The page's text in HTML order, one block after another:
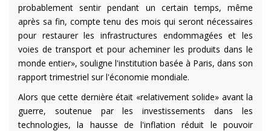
probablement sentir pendant un certain temps, même
après sa fin, compte tenu des mois qui seront nécessaires
pour restaurer les infrastructures endommagées et les
voies de transport et pour acheminer les produits dans le
monde entier», souligne l'institution basée à Paris, dans son
rapport trimestriel sur l'économie mondiale.
Alors que cette dernière était «relativement solide» avant la
guerre, soutenue par les investissements dans les
technologies, la hausse de l'inflation réduit le pouvoir